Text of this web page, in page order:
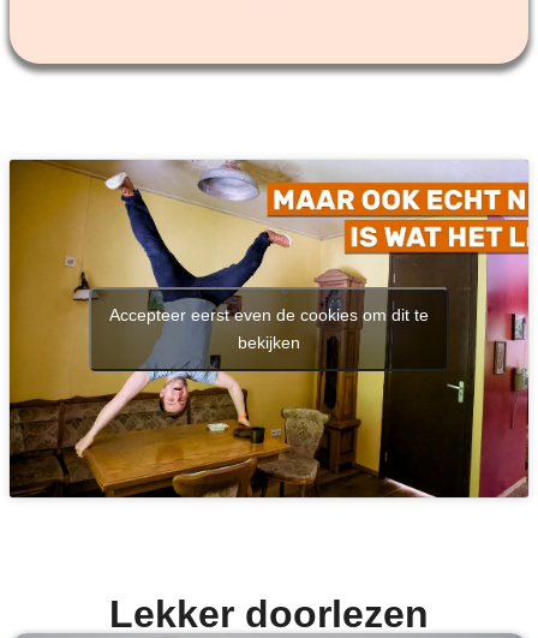
Accepteer eerst even de cookies om dit te
bekijken
Lekker doorlezen